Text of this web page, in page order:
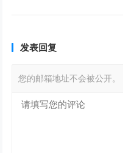
发表回复
您的邮箱地址不会被公开。